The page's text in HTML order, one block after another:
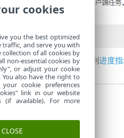
在任务中，可以看到进度
cookies
you the best optimized
traffic, and serve you with
collection of all cookies by
non-essential cookies by
or adjust your cookie
also have the right to
cookie preferences
link in our website
available). For more